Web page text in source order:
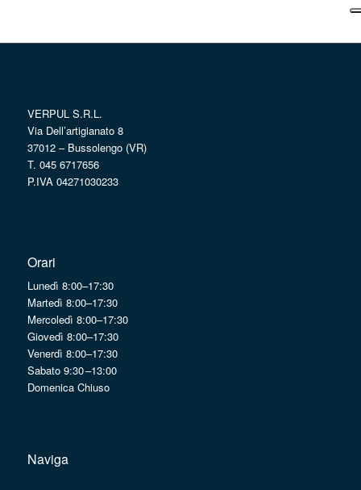
VERPUL S.R.L.
Via Dell’artigianato 8
37012 – Bussolengo (VR)
T. 045 6717656
P.IVA 04271030233
Orari
Lunedì 8:00–17:30
Martedì 8:00–17:30
Mercoledì 8:00–17:30
Giovedì 8:00–17:30
Venerdì 8:00–17:30
Sabato 9:30 –13:00
Domenica Chiuso
Naviga